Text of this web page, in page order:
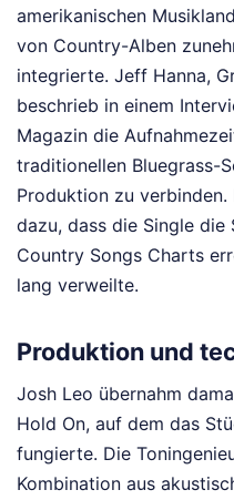
amerikanischen
von Country-Alben
integrierte. Jeff Hanna,
beschrieb in einem
Magazin die
traditionellen Bluegrass-
Produktion zu
dazu, dass die Single
Country Songs Charts
lang verweilte.
Produktion und
Josh Leo übernahm
Hold On, auf dem das
fungierte. Die
Kombination aus